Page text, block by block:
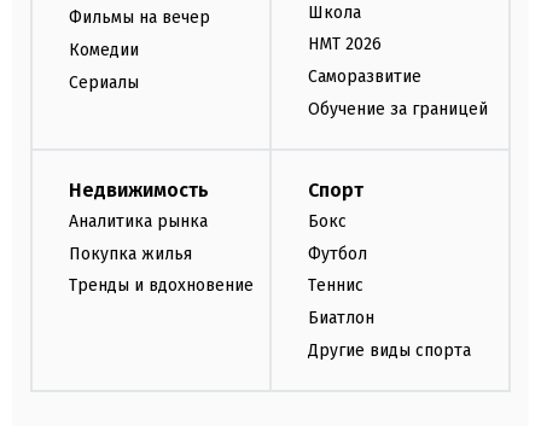
Фильмы на вечер
Комедии
Сериалы
Школа
НМТ 2026
Саморазвитие
Обучение за границей
Недвижимость
Аналитика рынка
Покупка жилья
Тренды и вдохновение
Спорт
Бокс
Футбол
Теннис
Биатлон
Другие виды спорта